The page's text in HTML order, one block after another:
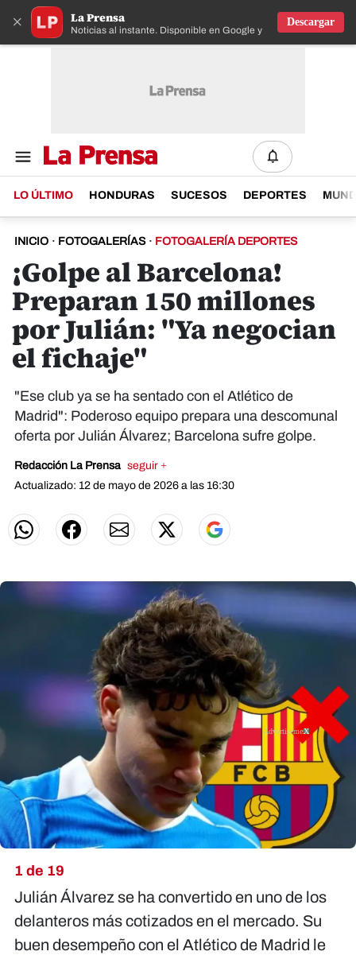
× La Prensa
Noticias al instante. Disponible en Google y IOS
Descargar
LO ÚLTIMO HONDURAS SUCESOS DEPORTES
INICIO · FOTOGALERÍAS · FOTOGALERÍA DEPORTES
¡Golpe al Barcelona!
Preparan 150 millones
por Julián: "Ya negocian
el fichaje"
"Ese club ya se ha sentado con el Atlético de
Madrid": Poderoso equipo prepara una descomunal
oferta por Julián Álvarez; Barcelona sufre golpe.
Redacción La Prensa seguir +
Actualizado: 12 de mayo de 2026 a las 16:30
1 de 19
Julián Álvarez se ha convertido en uno de los
delanteros más cotizados en el mercado. Su
buen desempeño con el Atlético de Madrid le
X